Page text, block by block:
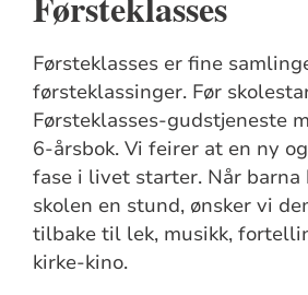
Førsteklasses er fine
førsteklassinger. Før
Førsteklasses-gudstjeneste
6-årsbok. Vi feirer at en ny
fase i livet starter. Når barna
skolen en stund, ønsker vi
tilbake til lek, musikk,
kirke-kino.